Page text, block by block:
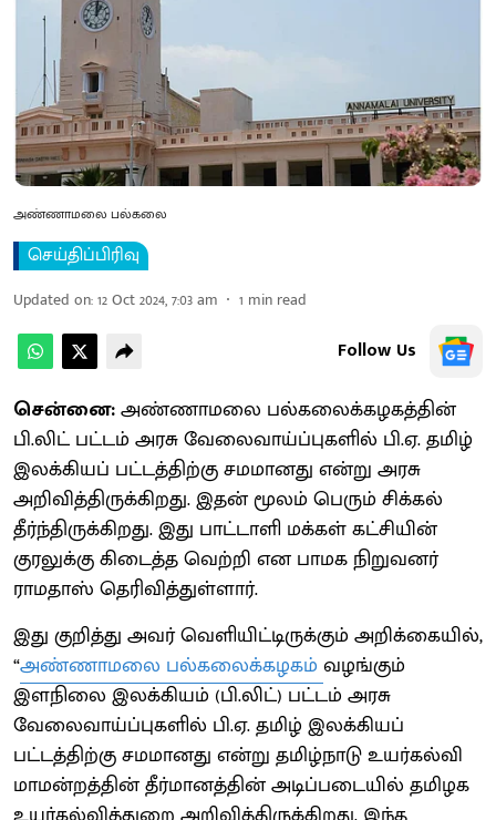
அண்ணாமலை பல்கலை
செய்திப்பிரிவு
Updated on:12 Oct 2024, 7:03 am 1 min read
Follow Us
சென்னை:அண்ணாமலை பல்கலைக்கழகத்தின்
பி.லிட் பட்டம் அரசு வேலைவாய்ப்புகளில் பி.ஏ. தமிழ்
இலக்கியப் பட்டத்திற்கு சமமானது என்று அரசு
அறிவித்திருக்கிறது. இதன் மூலம் பெரும் சிக்கல்
தீர்ந்திருக்கிறது. இது பாட்டாளி மக்கள் கட்சியின்
குரலுக்கு கிடைத்த வெற்றி என பாமக நிறுவனர்
ராமதாஸ் தெரிவித்துள்ளார்.
இது குறித்து அவர் வெளியிட்டிருக்கும் அறிக்கையில்,
“அண்ணாமலை பல்கலைக்கழகம் வழங்கும்
இளநிலை இலக்கியம் (பி.லிட்) பட்டம் அரசு
வேலைவாய்ப்புகளில் பி.ஏ. தமிழ் இலக்கியப்
பட்டத்திற்கு சமமானது என்று தமிழ்நாடு உயர்கல்வி
மாமன்றத்தின் தீர்மானத்தின் அடிப்படையில் தமிழக